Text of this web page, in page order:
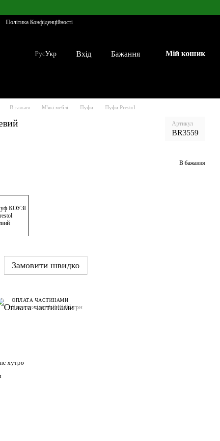
Політика Конфіденційності
РусУкр Вхід Бажання Мій кошик
Вітальня М'які меблі Пуфи Пуфи Prestol
Артикул
BR3559
В бажання
Замовити швидко
ОПЛАТА ЧАСТИНАМИ
3 платежі по 1 046.67 грн
хутро